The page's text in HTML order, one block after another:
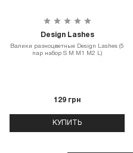
Design Lashes
Валики разноцветные Design Lashes (5
пар набор S M M1 M2 L)
129 грн
КУПИТЬ